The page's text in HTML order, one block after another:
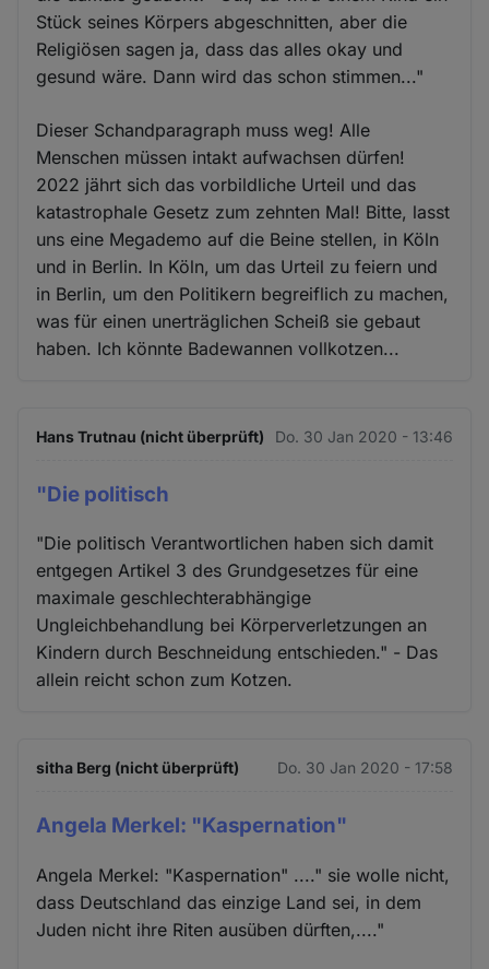
Stück seines Körpers abgeschnitten, aber die
Religiösen sagen ja, dass das alles okay und
gesund wäre. Dann wird das schon stimmen..."
Dieser Schandparagraph muss weg! Alle
Menschen müssen intakt aufwachsen dürfen!
2022 jährt sich das vorbildliche Urteil und das
katastrophale Gesetz zum zehnten Mal! Bitte, lasst
uns eine Megademo auf die Beine stellen, in Köln
und in Berlin. In Köln, um das Urteil zu feiern und
in Berlin, um den Politikern begreiflich zu machen,
was für einen unerträglichen Scheiß sie gebaut
haben. Ich könnte Badewannen vollkotzen...
Hans Trutnau (nicht überprüft) Do. 30 Jan 2020 - 13:46
"Die politisch
"Die politisch Verantwortlichen haben sich damit
entgegen Artikel 3 des Grundgesetzes für eine
maximale geschlechterabhängige
Ungleichbehandlung bei Körperverletzungen an
Kindern durch Beschneidung entschieden." - Das
allein reicht schon zum Kotzen.
sitha Berg (nicht überprüft) Do. 30 Jan 2020 - 17:58
Angela Merkel: "Kaspernation"
Angela Merkel: "Kaspernation" ...." sie wolle nicht,
dass Deutschland das einzige Land sei, in dem
Juden nicht ihre Riten ausüben dürften,...."